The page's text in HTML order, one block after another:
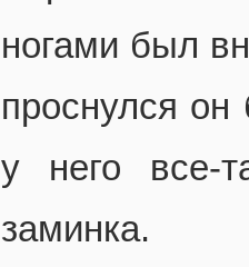
ногами был
проснулся
у него все-
заминка.